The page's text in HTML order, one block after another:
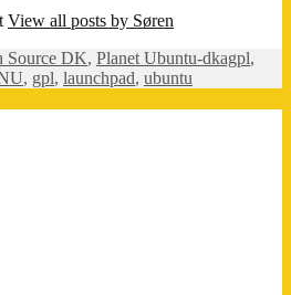
View all posts by Søren
Source DK, Planet Ubuntu-dkTags
agpl,
, gpl, launchpad, ubuntu